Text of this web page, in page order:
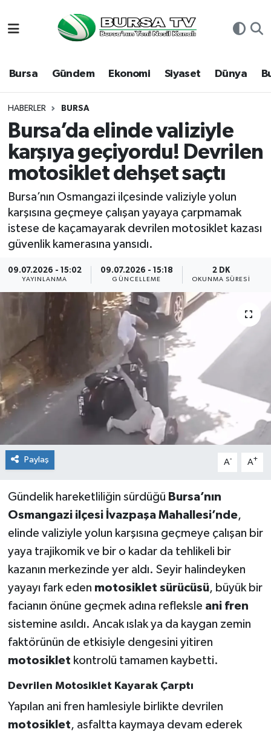
Bursa Gündem Ekonomi Siyaset Dünya
HABERLER BURSA
Bursa’da elinde valiziyle
karşıya geçiyordu! Devrilen
motosiklet dehşet saçtı
Bursa’nın Osmangazi ilçesinde valiziyle yolun
karşısına geçmeye çalışan yayaya çarpmamak
istese de kaçamayarak devrilen motosiklet kazası
güvenlik kamerasına yansıdı.
09.07.2026 - 15:02
YAYINLANMA
09.07.2026 - 15:18
GÜNCELLEME
2 DK
OKUNMA SÜRESI
Paylaş A- A+
Gündelik hareketliliğin sürdüğü Bursa’nın
Osmangazi ilçesi İvazpaşa Mahallesi’nde,
elinde valiziyle yolun karşısına geçmeye çalışan bir
yaya trajikomik ve bir o kadar da tehlikeli bir
kazanın merkezinde yer aldı. Seyir halindeyken
yayayı fark eden motosiklet sürücüsü, büyük bir
facianın önüne geçmek adına refleksle ani fren
sistemine asıldı. Ancak ıslak ya da kaygan zemin
faktörünün de etkisiyle dengesini yitiren
motosiklet kontrolü tamamen kaybetti.
Devrilen Motosiklet Kayarak Çarptı
Yapılan ani fren hamlesiyle birlikte devrilen
motosiklet, asfaltta kaymaya devam ederek
Bursa
Dünya
Eğitim
Ekonomi
Genel
Gündem
Sağlık
Siyaset
Teknoloji
Türkiye
Hava Durumu
Namaz Vakitleri
Trafik Durumu
Süper Lig Puan Durumu ve Fikstür
Tüm Manşetler
Son Dakika Haberleri